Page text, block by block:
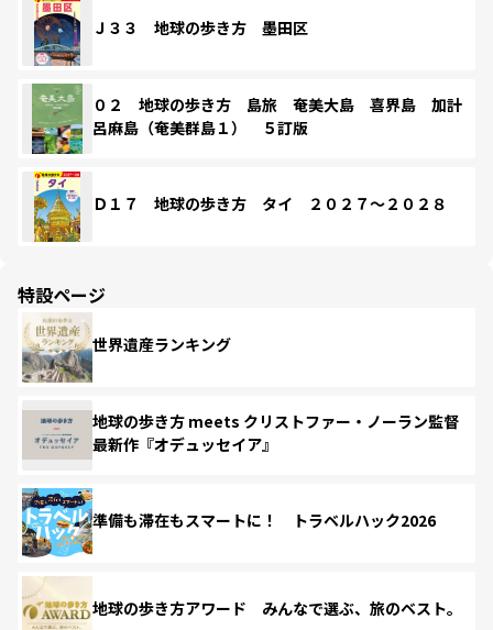
Ｊ３３ 地球の歩き方 墨田区
０２ 地球の歩き方 島旅 奄美大島 喜界島 加計
呂麻島（奄美群島１） ５訂版
Ｄ１７ 地球の歩き方 タイ ２０２７～２０２８
特設ページ
世界遺産ランキング
地球の歩き方 meets クリストファー・ノーラン監督
最新作『オデュッセイア』
準備も滞在もスマートに！ トラベルハック2026
地球の歩き方アワード みんなで選ぶ、旅のベスト。